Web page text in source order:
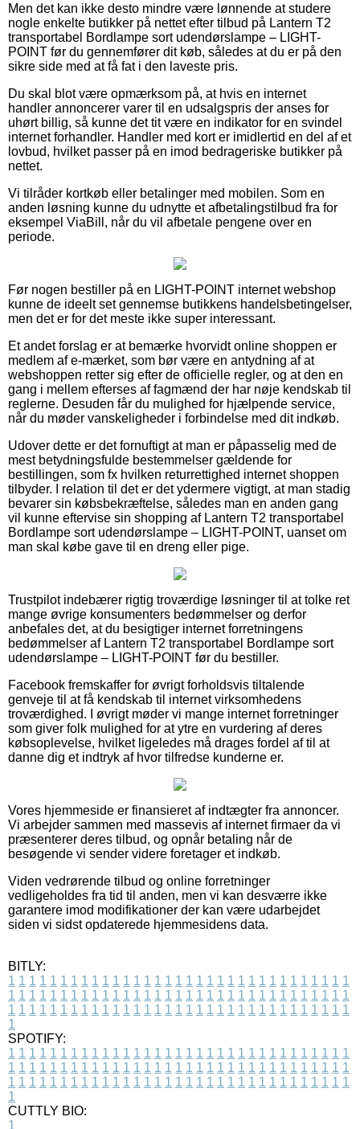
Men det kan ikke desto mindre være lønnende at studere
nogle enkelte butikker på nettet efter tilbud på Lantern T2
transportabel Bordlampe sort udendørslampe – LIGHT-
POINT før du gennemfører dit køb, således at du er på den
sikre side med at få fat i den laveste pris.
Du skal blot være opmærksom på, at hvis en internet
handler annoncerer varer til en udsalgspris der anses for
uhørt billig, så kunne det tit være en indikator for en svindel
internet forhandler. Handler med kort er imidlertid en del af et
lovbud, hvilket passer på en imod bedrageriske butikker på
nettet.
Vi tilråder kortkøb eller betalinger med mobilen. Som en
anden løsning kunne du udnytte et afbetalingstilbud fra for
eksempel ViaBill, når du vil afbetale pengene over en
periode.
Før nogen bestiller på en LIGHT-POINT internet webshop
kunne de ideelt set gennemse butikkens handelsbetingelser,
men det er for det meste ikke super interessant.
Et andet forslag er at bemærke hvorvidt online shoppen er
medlem af e-mærket, som bør være en antydning af at
webshoppen retter sig efter de officielle regler, og at den en
gang i mellem efterses af fagmænd der har nøje kendskab til
reglerne. Desuden får du mulighed for hjælpende service,
når du møder vanskeligheder i forbindelse med dit indkøb.
Udover dette er det fornuftigt at man er påpasselig med de
mest betydningsfulde bestemmelser gældende for
bestillingen, som fx hvilken returrettighed internet shoppen
tilbyder. I relation til det er det ydermere vigtigt, at man stadig
bevarer sin købsbekræftelse, således man en anden gang
vil kunne eftervise sin shopping af Lantern T2 transportabel
Bordlampe sort udendørslampe – LIGHT-POINT, uanset om
man skal købe gave til en dreng eller pige.
Trustpilot indebærer rigtig troværdige løsninger til at tolke ret
mange øvrige konsumenters bedømmelser og derfor
anbefales det, at du besigtiger internet forretningens
bedømmelser af Lantern T2 transportabel Bordlampe sort
udendørslampe – LIGHT-POINT før du bestiller.
Facebook fremskaffer for øvrigt forholdsvis tiltalende
genveje til at få kendskab til internet virksomhedens
troværdighed. I øvrigt møder vi mange internet forretninger
som giver folk mulighed for at ytre en vurdering af deres
købsoplevelse, hvilket ligeledes må drages fordel af til at
danne dig et indtryk af hvor tilfredse kunderne er.
Vores hjemmeside er finansieret af indtægter fra annoncer.
Vi arbejder sammen med massevis af internet firmaer da vi
præsenterer deres tilbud, og opnår betaling når de
besøgende vi sender videre foretager et indkøb.
Viden vedrørende tilbud og online forretninger
vedligeholdes fra tid til anden, men vi kan desværre ikke
garantere imod modifikationer der kan være udarbejdet
siden vi sidst opdaterede hjemmesidens data.
BITLY:
1 1 1 1 1 1 1 1 1 1 1 1 1 1 1 1 1 1 1 1 1 1 1 1 1 1 1 1 1 1 1 1 1
1 1 1 1 1 1 1 1 1 1 1 1 1 1 1 1 1 1 1 1 1 1 1 1 1 1 1 1 1 1 1 1 1
1 1 1 1 1 1 1 1 1 1 1 1 1 1 1 1 1 1 1 1 1 1 1 1 1 1 1 1 1 1 1 1 1
1
SPOTIFY:
1 1 1 1 1 1 1 1 1 1 1 1 1 1 1 1 1 1 1 1 1 1 1 1 1 1 1 1 1 1 1 1 1
1 1 1 1 1 1 1 1 1 1 1 1 1 1 1 1 1 1 1 1 1 1 1 1 1 1 1 1 1 1 1 1 1
1 1 1 1 1 1 1 1 1 1 1 1 1 1 1 1 1 1 1 1 1 1 1 1 1 1 1 1 1 1 1 1 1
1
CUTTLY BIO:
1